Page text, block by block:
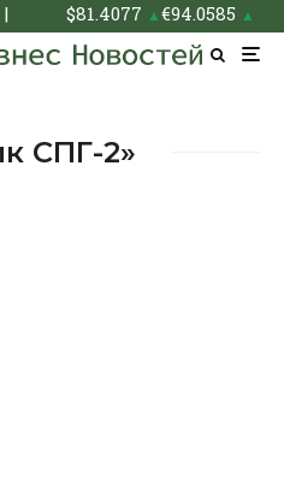
| $81.4077 ▲€94.0585 ▲
СПГ-2»